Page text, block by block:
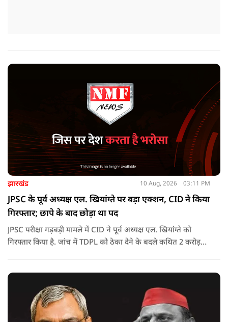
झारखंड 10 Aug, 2026 03:11 PM
JPSC के पूर्व अध्यक्ष एल. खियांग्ते पर बड़ा एक्शन, CID ने किया
गिरफ्तार; छापे के बाद छोड़ा था पद
JPSC परीक्षा गड़बड़ी मामले में CID ने पूर्व अध्यक्ष एल. खियांग्ते को
गिरफ्तार किया है. जांच में TDPL को ठेका देने के बदले कथित 2 करोड़